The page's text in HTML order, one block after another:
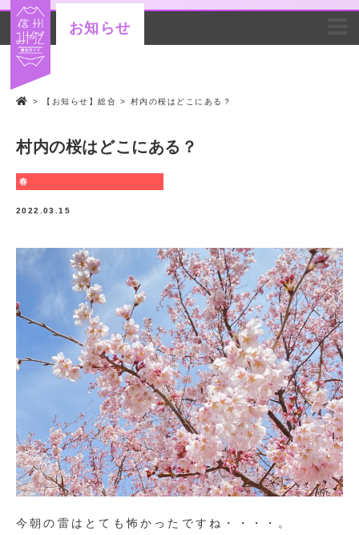
お知らせ
> 【お知らせ】総合 > 村内の桜はどこにある？
村内の桜はどこにある？
春
2022.03.15
今朝の雷はとても怖かったですね・・・・。